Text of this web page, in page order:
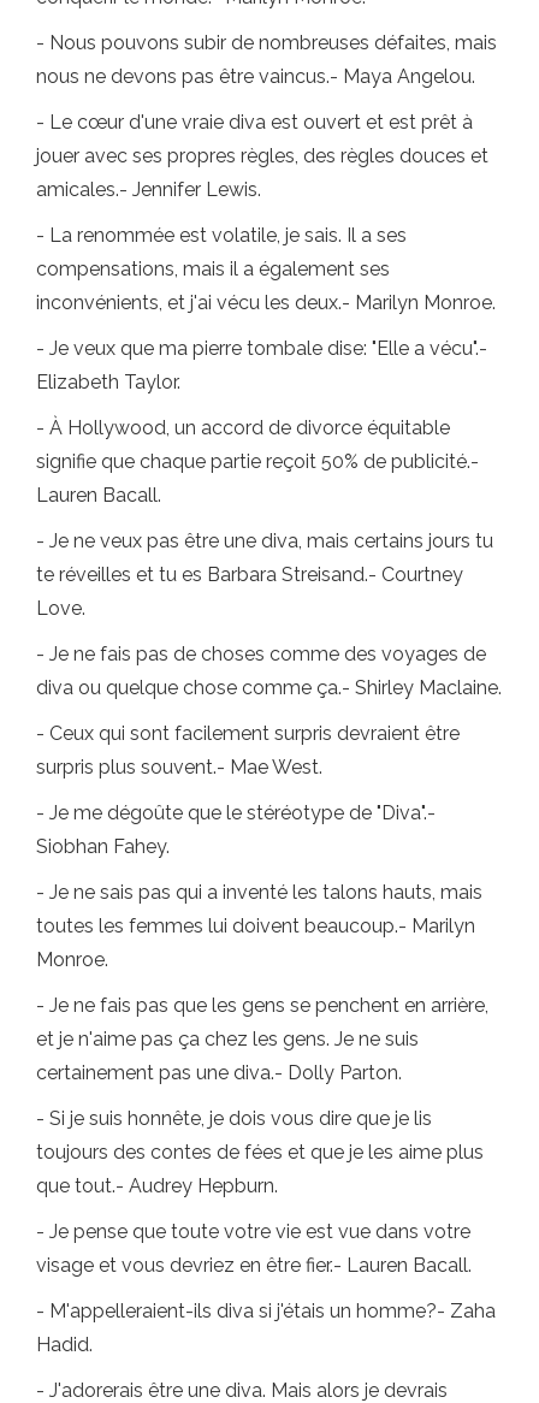
- Nous pouvons subir de nombreuses défaites, mais
nous ne devons pas être vaincus.- Maya Angelou.
- Le cœur d'une vraie diva est ouvert et est prêt à
jouer avec ses propres règles, des règles douces et
amicales.- Jennifer Lewis.
- La renommée est volatile, je sais. Il a ses
compensations, mais il a également ses
inconvénients, et j'ai vécu les deux.- Marilyn Monroe.
- Je veux que ma pierre tombale dise: "Elle a vécu".-
Elizabeth Taylor.
- À Hollywood, un accord de divorce équitable
signifie que chaque partie reçoit 50% de publicité.-
Lauren Bacall.
- Je ne veux pas être une diva, mais certains jours tu
te réveilles et tu es Barbara Streisand.- Courtney
Love.
- Je ne fais pas de choses comme des voyages de
diva ou quelque chose comme ça.- Shirley Maclaine.
- Ceux qui sont facilement surpris devraient être
surpris plus souvent.- Mae West.
- Je me dégoûte que le stéréotype de "Diva".-
Siobhan Fahey.
- Je ne sais pas qui a inventé les talons hauts, mais
toutes les femmes lui doivent beaucoup.- Marilyn
Monroe.
- Je ne fais pas que les gens se penchent en arrière,
et je n'aime pas ça chez les gens. Je ne suis
certainement pas une diva.- Dolly Parton.
- Si je suis honnête, je dois vous dire que je lis
toujours des contes de fées et que je les aime plus
que tout.- Audrey Hepburn.
- Je pense que toute votre vie est vue dans votre
visage et vous devriez en être fier.- Lauren Bacall.
- M'appelleraient-ils diva si j'étais un homme?- Zaha
Hadid.
- J'adorerais être une diva. Mais alors je devrais